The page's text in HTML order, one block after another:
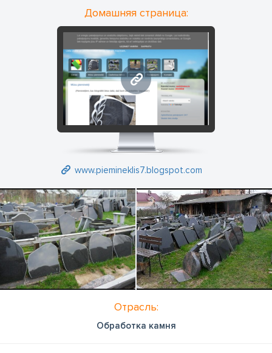
Домашняя страница:
www.piemineklis7.blogspot.com
Отрасль:
Обработка камня